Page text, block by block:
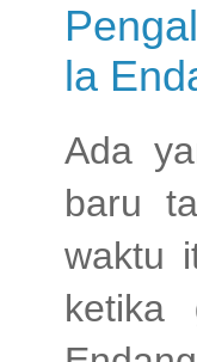
la
Ada
baru
waktu
ketika